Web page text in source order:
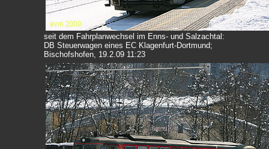
seit dem Fahrplanwechsel im Enns- und Salzachtal:
DB Steuerwagen eines EC Klagenfurt-Dortmund;
Bischofshofen, 19.2.09 11:23